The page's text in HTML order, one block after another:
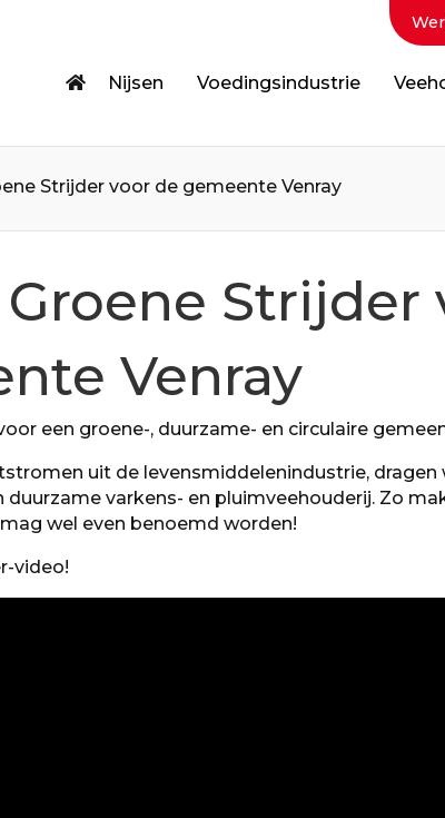
Nijsen Voedingsindustrie
Strijder voor de gemeente Venray
Strijder
Venray
een groene-, duurzame- en circulaire
uit de levensmiddelenindustrie, dragen
duurzame varkens- en pluimveehouderij. Zo
wel even benoemd worden!
video!